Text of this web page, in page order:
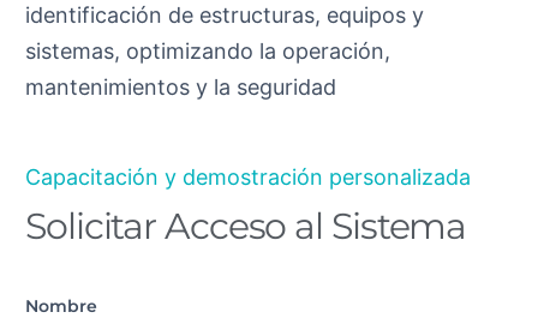
identificación de estructuras, equipos y
sistemas, optimizando la operación,
mantenimientos y la seguridad
Capacitación y demostración personalizada
Solicitar Acceso al Sistema
Nombre